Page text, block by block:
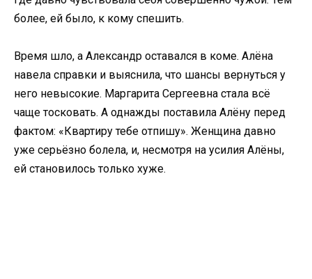
более, ей было, к кому спешить.
Время шло, а Александр оставался в коме. Алёна
навела справки и выяснила, что шансы вернуться у
него невысокие. Маргарита Сергеевна стала всё
чаще тосковать. А однажды поставила Алёну перед
фактом: «Квартиру тебе отпишу». Женщина давно
уже серьёзно болела, и, несмотря на усилия Алёны,
ей становилось только хуже.